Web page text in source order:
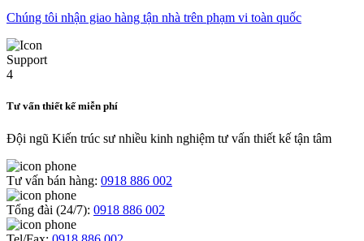
Chúng tôi nhận giao hàng tận nhà trên phạm vi toàn quốc
Tư vấn thiết kế miễn phí
Đội ngũ Kiến trúc sư nhiều kinh nghiệm tư vấn thiết kế tận tâm
Tư vấn bán hàng: 0918 886 002
Tổng đài (24/7): 0918 886 002